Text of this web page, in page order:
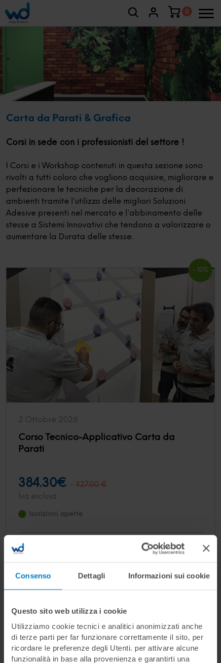
Consenso Dettagli Informazioni sui cookie
Questo sito web utilizza i cookie
Utilizziamo cookie tecnici e analitici anonimizzati anche
di terze parti per far funzionare correttamente il sito, per
ricordare le preferenze degli Utenti. per attivare alcune
funzionalità in base alla provenienza e garantirti una
0
Carta da Parati & Grafica
Corsi in sede con i professionisti del settore !
I Corsi e i Workshop contenuti in questa sezione sono
rivolti a tutti coloro che vogliono acquisire, migliorare e
perfezionare le tecniche per la decorazione di
ambienti tramite l'utilizzo delle migliori Soluzioni
Adesive presenti nel mercato e l'abbinamento delle
stesse a Sistemi Innovativi che tendono a valorizzare o
aumentare la Durata delle stesse.
- 10%
2 Ottobre 2026
Corso Tecnico-Applicativo Carta da
Parati
384.30€ - 427.00 €
Iva esclusa
Iscrizioni aperte
Solo